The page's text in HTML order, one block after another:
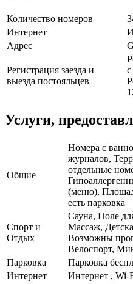
Количество номеров
Интернет
Адрес
Регистрация заезда и
выезда постояльцев
Услуги,
Общие
Номера с
журналов,
отдельные
(меню),
есть парковка
Спорт и
Отдых
Сауна, Поле
Массаж,
Возможны
Велоспорт,
Парковка
Парковка
Интернет
Интернет , Wi-